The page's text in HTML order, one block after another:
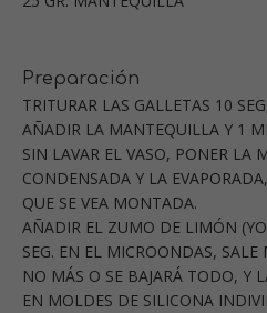
Preparación
TRITURAR LAS GALLETAS 10
AÑADIR LA MANTEQUILLA Y 1
SIN LAVAR EL VASO, PONER LA
CONDENSADA Y LA
QUE SE VEA MONTADA.
AÑADIR EL ZUMO DE LIMÓN
SEG. EN EL MICROONDAS, SALE
NO MÁS O SE BAJARÁ TODO, Y
EN MOLDES DE SILICONA